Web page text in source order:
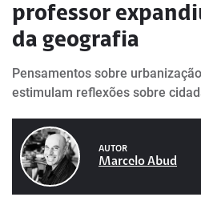
professor
da geografia
Pensamentos sobre
estimulam reflexões sobre
AUTOR
Marcelo Abud